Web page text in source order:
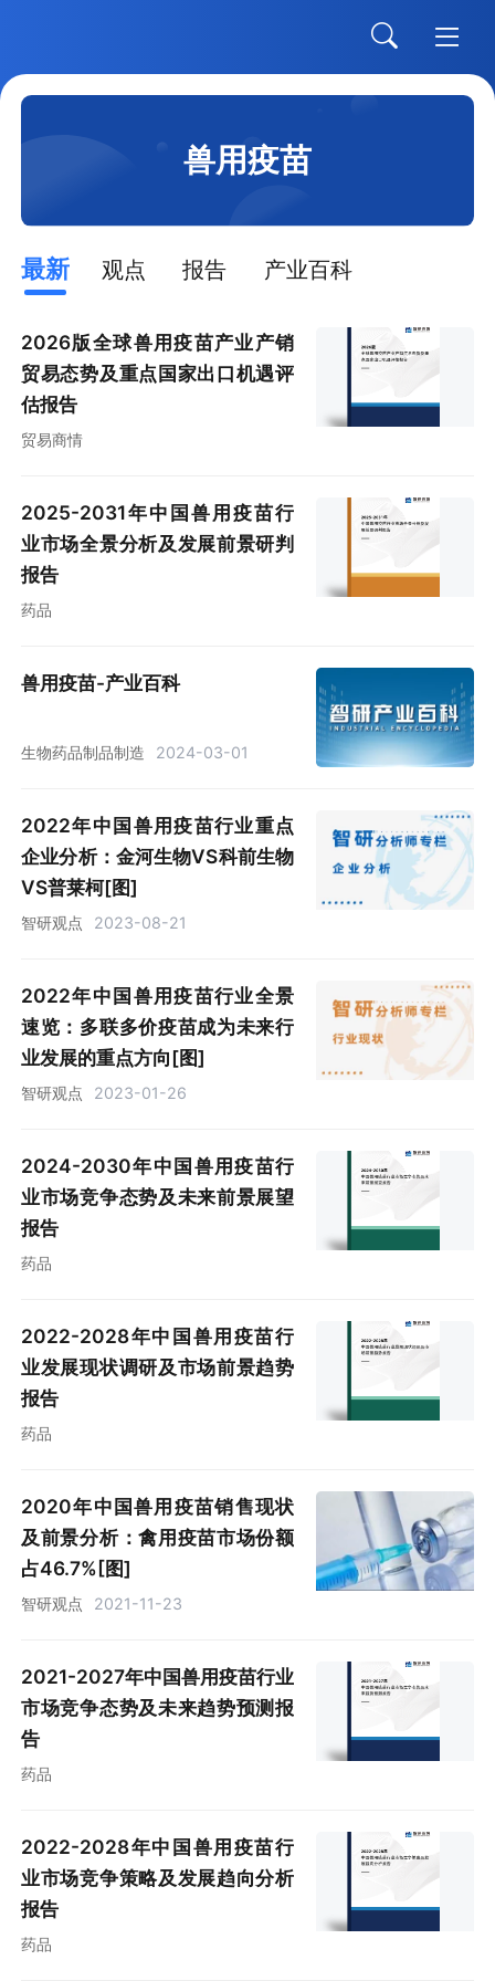
兽用疫苗
最新 观点 报告 产业百科
2026版全球兽用疫苗产业产销
贸易态势及重点国家出口机遇评
估报告
贸易商情
2025-2031年中国兽用疫苗行
业市场全景分析及发展前景研判
报告
药品
兽用疫苗-产业百科
生物药品制品制造 2024-03-01
2022年中国兽用疫苗行业重点
企业分析：金河生物VS科前生物
VS普莱柯[图]
智研观点 2023-08-21
2022年中国兽用疫苗行业全景
速览：多联多价疫苗成为未来行
业发展的重点方向[图]
智研观点 2023-01-26
2024-2030年中国兽用疫苗行
业市场竞争态势及未来前景展望
报告
药品
2022-2028年中国兽用疫苗行
业发展现状调研及市场前景趋势
报告
药品
2020年中国兽用疫苗销售现状
及前景分析：禽用疫苗市场份额
占46.7%[图]
智研观点 2021-11-23
2021-2027年中国兽用疫苗行业
市场竞争态势及未来趋势预测报
告
药品
2022-2028年中国兽用疫苗行
业市场竞争策略及发展趋向分析
报告
药品